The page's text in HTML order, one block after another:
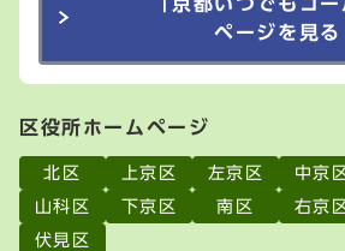
ページを見る
区役所ホームページ
北区 上京区 左京区 中京
山科区
下京区 南区 右京
伏見区